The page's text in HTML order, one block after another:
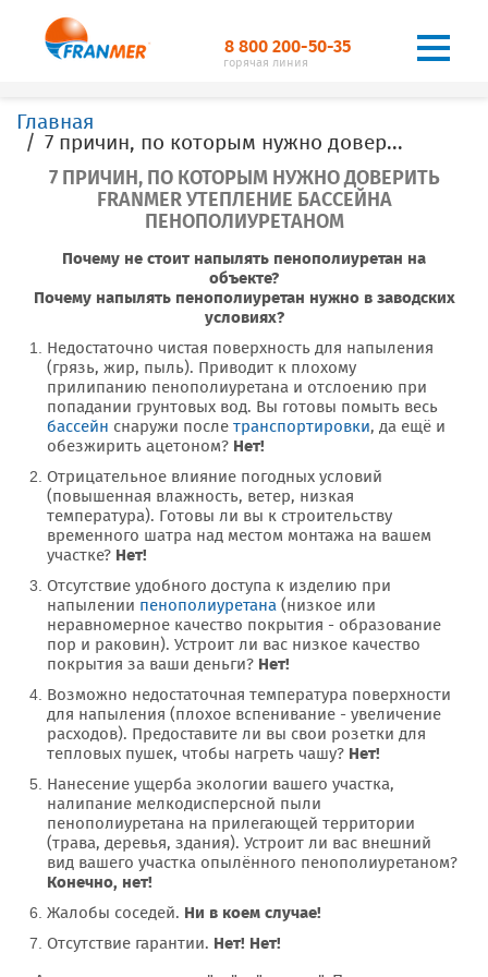
8 800 200-50-35
горячая линия
Главная
7 причин, по которым нужно доверить FRANMER утепление бассейна пенополиуретаном
7 ПРИЧИН, ПО КОТОРЫМ НУЖНО ДОВЕРИТЬ
FRANMER УТЕПЛЕНИЕ БАССЕЙНА
ПЕНОПОЛИУРЕТАНОМ
Почему не стоит напылять пенополиуретан на
объекте?
Почему напылять пенополиуретан нужно в заводских
условиях?
Недостаточно чистая поверхность для напыления
(грязь, жир, пыль). Приводит к плохому
прилипанию пенополиуретана и отслоению при
попадании грунтовых вод. Вы готовы помыть весь
бассейн снаружи после транспортировки, да ещё и
обезжирить ацетоном? Нет!
Отрицательное влияние погодных условий
(повышенная влажность, ветер, низкая
температура). Готовы ли вы к строительству
временного шатра над местом монтажа на вашем
участке? Нет!
Отсутствие удобного доступа к изделию при
напылении пенополиуретана (низкое или
неравномерное качество покрытия - образование
пор и раковин). Устроит ли вас низкое качество
покрытия за ваши деньги? Нет!
Возможно недостаточная температура поверхности
для напыления (плохое вспенивание - увеличение
расходов). Предоставите ли вы свои розетки для
тепловых пушек, чтобы нагреть чашу? Нет!
Нанесение ущерба экологии вашего участка,
налипание мелкодисперсной пыли
пенополиуретана на прилегающей территории
(трава, деревья, здания). Устроит ли вас внешний
вид вашего участка опылённого пенополиуретаном?
Конечно, нет!
Жалобы соседей. Ни в коем случае!
Отсутствие гарантии. Нет! Нет!